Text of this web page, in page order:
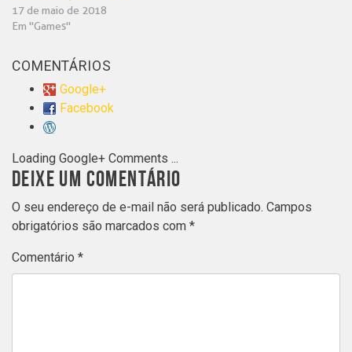
17 de maio de 2018
Em "Games"
COMENTÁRIOS
Google+
Facebook
Loading Google+ Comments ...
DEIXE UM COMENTÁRIO
O seu endereço de e-mail não será publicado. Campos
obrigatórios são marcados com *
Comentário *